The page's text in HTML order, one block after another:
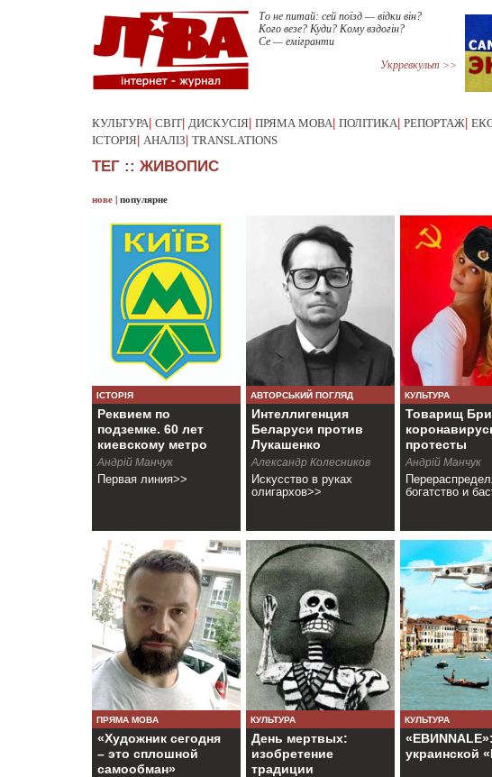
То не питай: сей поїзд — відки він?
Кого везе? Куди? Кому вздогін?
Се — емігранти
Укрревкульт >>
КУЛЬТУРА СВІТ ДИСКУСІЯ ПРЯМА МОВА ПОЛІТИКА РЕПОРТАЖ
ІСТОРІЯ АНАЛІЗ TRANSLATIONS
ТЕГ :: ЖИВОПИС
нове | популярне
ІСТОРІЯ
Реквием по
подземке. 60 лет
киевскому метро
Андрій Манчук
Первая линия>>
АВТОРСЬКИЙ ПОГЛЯД
Интеллигенция
Беларуси против
Лукашенко
Александр Колесников
Искусство в руках
олигархов>>
КУЛЬТУРА
Товарищ
протесты
Андрій Манчук
богатство и
ПРЯМА МОВА
«Художник сегодня
– это сплошной
самообман»
КУЛЬТУРА
День мертвых:
изобретение
традиции
КУЛЬТУРА
украинской